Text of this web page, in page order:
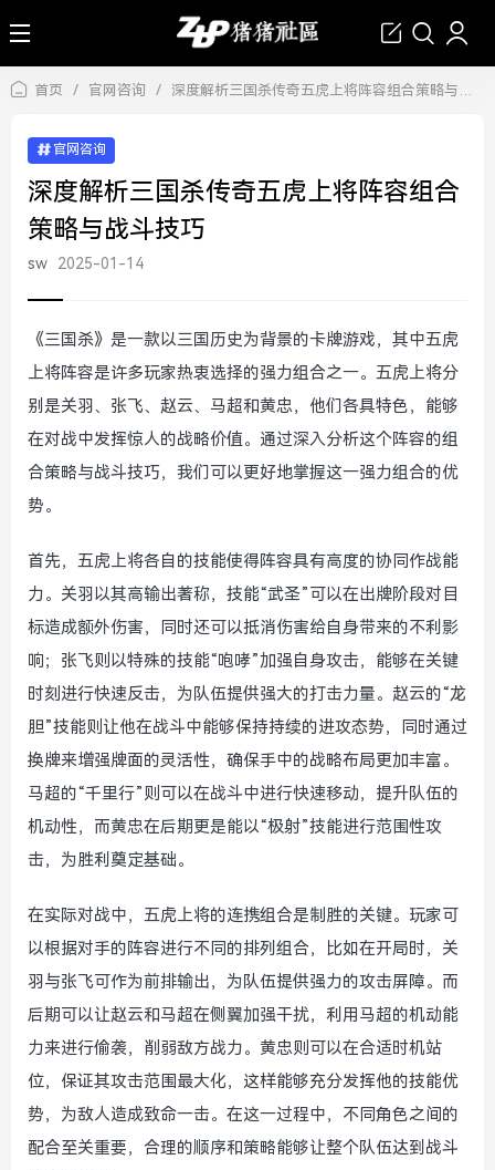
首页 / 官网咨询 / 深度解析三国杀传奇五虎上将阵容组合策略与战斗技巧
官网咨询
深度解析三国杀传奇五虎上将阵容组合
策略与战斗技巧
sw 2025-01-14
《三国杀》是一款以三国历史为背景的卡牌游戏，其中五虎
上将阵容是许多玩家热衷选择的强力组合之一。五虎上将分
别是关羽、张飞、赵云、马超和黄忠，他们各具特色，能够
在对战中发挥惊人的战略价值。通过深入分析这个阵容的组
合策略与战斗技巧，我们可以更好地掌握这一强力组合的优
势。
首先，五虎上将各自的技能使得阵容具有高度的协同作战能
力。关羽以其高输出著称，技能“武圣”可以在出牌阶段对目
标造成额外伤害，同时还可以抵消伤害给自身带来的不利影
响；张飞则以特殊的技能“咆哮”加强自身攻击，能够在关键
时刻进行快速反击，为队伍提供强大的打击力量。赵云的“龙
胆”技能则让他在战斗中能够保持持续的进攻态势，同时通过
换牌来增强牌面的灵活性，确保手中的战略布局更加丰富。
马超的“千里行”则可以在战斗中进行快速移动，提升队伍的
机动性，而黄忠在后期更是能以“极射”技能进行范围性攻
击，为胜利奠定基础。
在实际对战中，五虎上将的连携组合是制胜的关键。玩家可
以根据对手的阵容进行不同的排列组合，比如在开局时，关
羽与张飞可作为前排输出，为队伍提供强力的攻击屏障。而
后期可以让赵云和马超在侧翼加强干扰，利用马超的机动能
力来进行偷袭，削弱敌方战力。黄忠则可以在合适时机站
位，保证其攻击范围最大化，这样能够充分发挥他的技能优
势，为敌人造成致命一击。在这一过程中，不同角色之间的
配合至关重要，合理的顺序和策略能够让整个队伍达到战斗